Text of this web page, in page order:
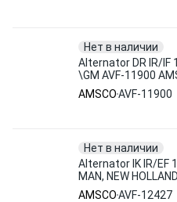
Нет в наличии
Alternator DR IR/IF
\GM AVF-11900
AMSCOAVF-11900
Нет в наличии
Alternator IK IR/EF
MAN, NEW
AMSCOAVF-12427